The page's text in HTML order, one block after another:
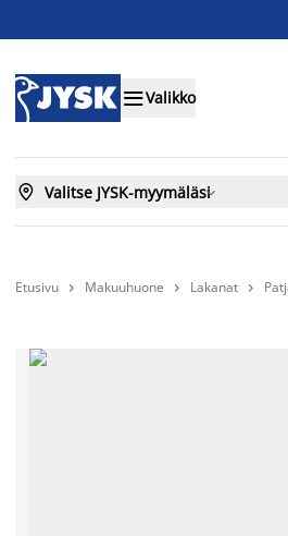
Valikko
 Valitse JYSK-myymäläsi
Etusivu  Makuuhuone  Lakanat 